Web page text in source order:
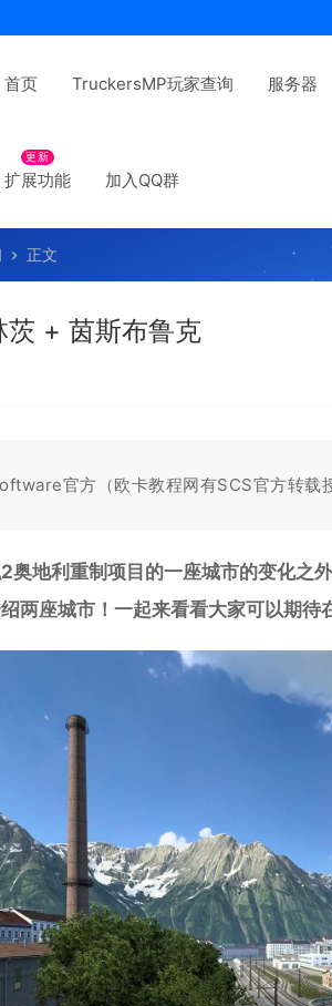
首页 TruckersMP玩家查询 服务器
扩展功能
更新
加入QQ群
正文
茨 + 茵斯布鲁克
官方（欧卡教程网有SCS官方转载
奥地利重制项目的一座城市的变化之
两座城市！一起来看看大家可以期待